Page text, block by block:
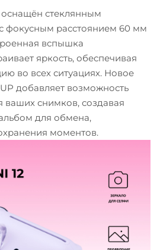
стеклянным
фокусным расстоянием 60 мм
вспышка
яркость, обеспечивая
во всех ситуациях. Новое
добавляет возможность
ваших снимков, создавая
для обмена,
моментов.